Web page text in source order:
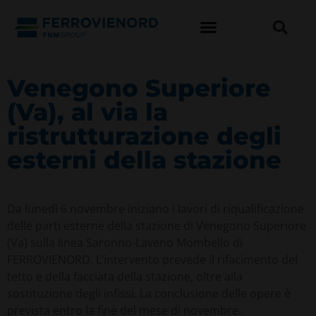
Venegono Superiore
(Va), al via la
ristrutturazione degli
esterni della stazione